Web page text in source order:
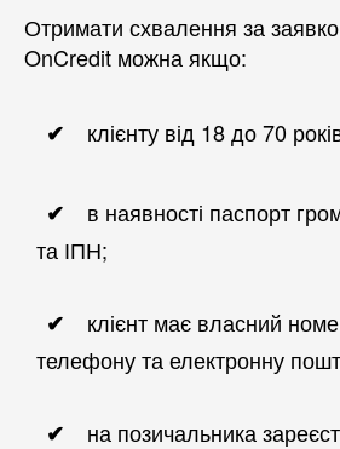
Отримати схвалення за
OnCredit можна якщо:
клієнту від 18 до 70
в наявності паспорт
та ІПН;
клієнт має власний
телефону та електронну
на позичальника